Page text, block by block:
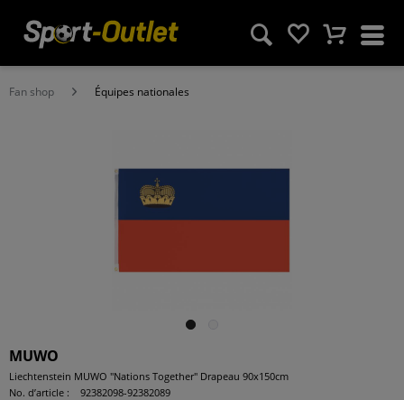
Fan shop Équipes nationales
MUWO
Liechtenstein MUWO "Nations Together" Drapeau 90x150cm
No. d’article :
92382098-92382089